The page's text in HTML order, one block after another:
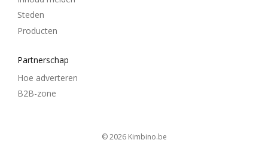
Steden
Producten
Partnerschap
Hoe adverteren
B2B-zone
© 2026 kimbino.be